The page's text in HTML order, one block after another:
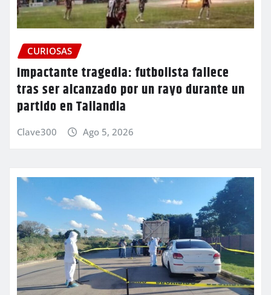
CURIOSAS
Impactante tragedia: futbolista fallece
tras ser alcanzado por un rayo durante un
partido en Tailandia
Clave300 Ago 5, 2026